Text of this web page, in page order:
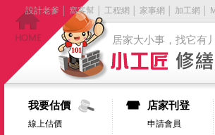
居家大小事，找它有
設計老爹 窩客幫 工程網 家事網 加工網
我要估價
線上估價
店家刊登
申請會員